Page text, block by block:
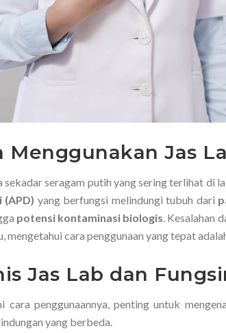
Menggunakan Jas
sekadar seragam putih yang sering terlihat di
yang berfungsi melindungi tubuh dari
potensi kontaminasi biologis. Kesalahan
mengetahui cara penggunaan yang tepat
Jas Lab dan
cara penggunaannya, penting untuk
yang berbeda.